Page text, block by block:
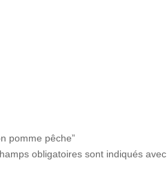
pomme pêche”
obligatoires sont indiqués avec